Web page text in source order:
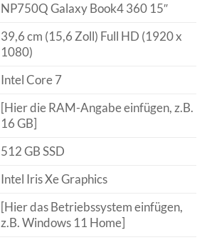
NP750Q Galaxy Book4 360 15″
39,6 cm (15,6 Zoll) Full HD (1920 x
1080)
Intel Core 7
[Hier die RAM-Angabe einfügen, z.B.
16 GB]
512 GB SSD
Intel Iris Xe Graphics
[Hier das Betriebssystem einfügen,
z.B. Windows 11 Home]